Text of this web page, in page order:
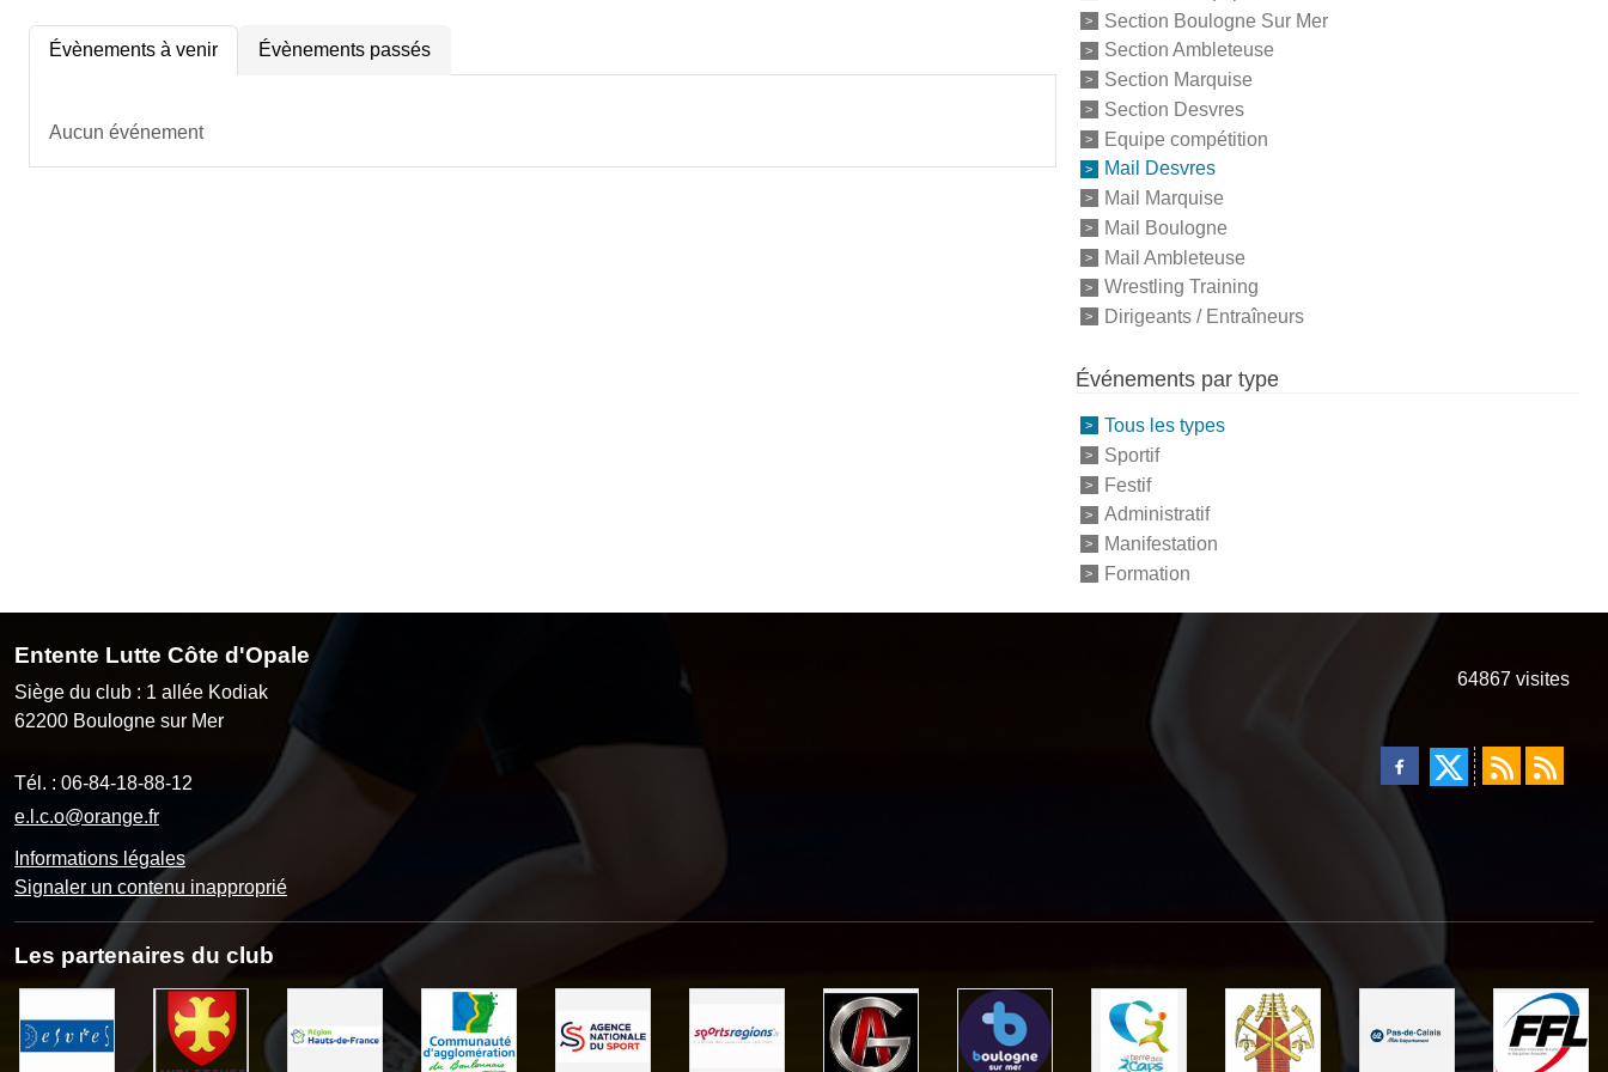
Évènements à venir Évènements passés
Aucun événement
Section Boulogne Sur Mer
Section Ambleteuse
Section Marquise
Section Desvres
Equipe compétition
Mail Desvres
Mail Marquise
Mail Boulogne
Mail Ambleteuse
Wrestling Training
Dirigeants / Entraîneurs
Événements par type
Tous les types
Sportif
Festif
Administratif
Manifestation
Formation
Entente Lutte Côte d'Opale
Siège du club : 1 allée Kodiak
62200 Boulogne sur Mer
Tél. : 06-84-18-88-12
e.l.c.o@orange.fr
Informations légales
Signaler un contenu inapproprié
64867 visites
Les partenaires du club